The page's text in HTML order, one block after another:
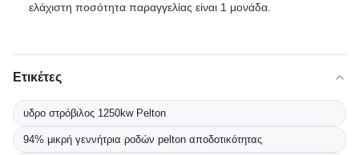
ελάχιστη ποσότητα παραγγελίας είναι 1 μονάδα.
Ετικέτες
υδρο στρόβιλος 1250kw Pelton
94% μικρή γεννήτρια ροδών pelton αποδοτικότητας